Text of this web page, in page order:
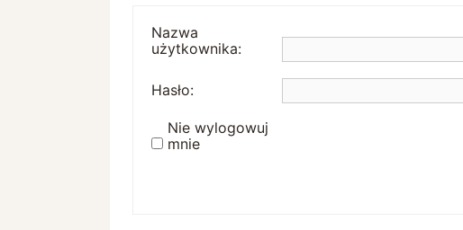
Nazwa
użytkownika:
Hasło:
Nie wylogowuj
mnie